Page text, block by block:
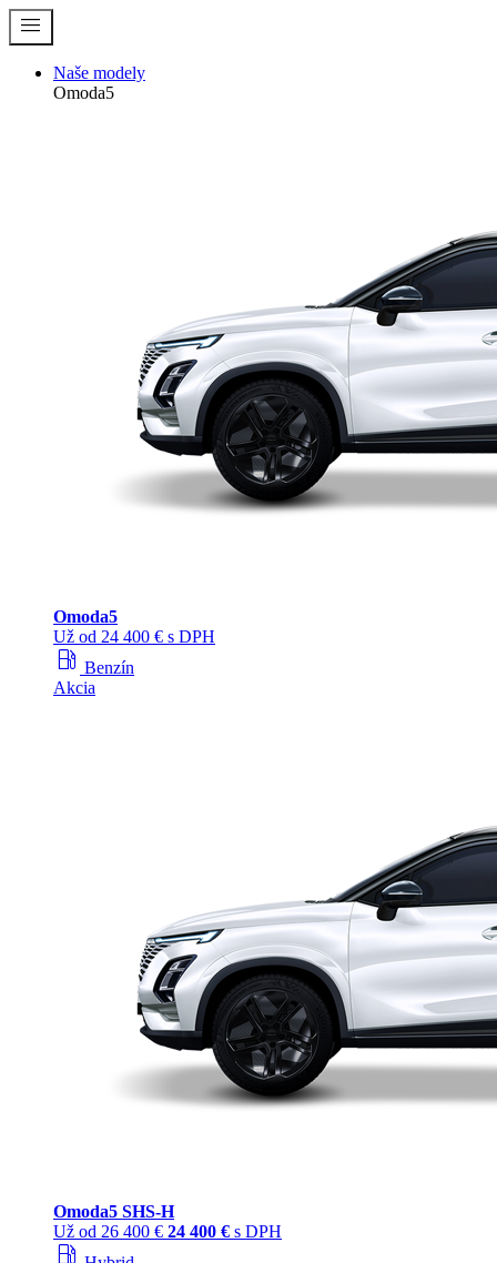
menu
Naše modely
Omoda5
Omoda5
Už od 24 400 € s DPH
local_gas_station Benzín
Akcia
Omoda5 SHS‑H
Už od 26 400 € 24 400 € s DPH
local_gas_station